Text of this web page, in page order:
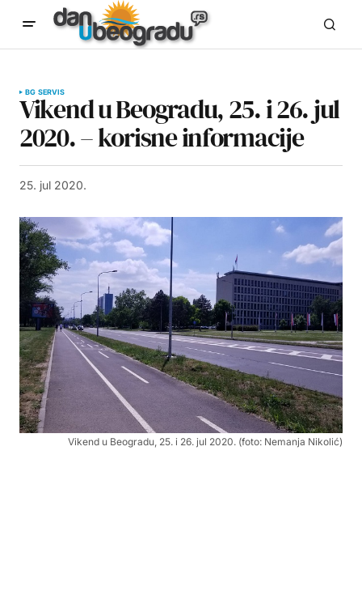
BG SERVIS
Vikend u Beogradu, 25. i 26. jul
2020. – korisne informacije
25. jul 2020.
Vikend u Beogradu, 25. i 26. jul 2020. (foto: Nemanja Nikolić)